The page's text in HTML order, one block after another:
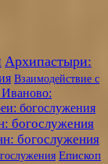
Архипастыри:
Взаимодействие с
богослужения
богослужения
богослужения
Епископ